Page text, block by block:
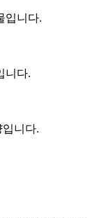
입니다.
니다.
니다.